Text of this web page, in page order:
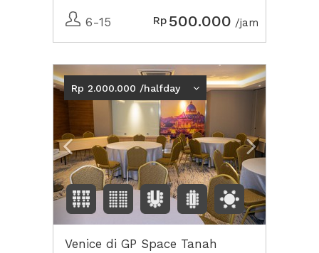
6-15 Rp 500.000 /jam
Previous Next2
Rp 2.000.000 /halfday
Venice di GP Space Tanah